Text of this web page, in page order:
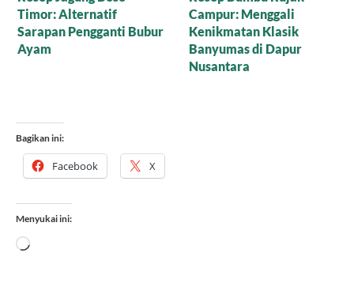
Cornflakes Gula Aren,
Mari Nikmati Camilan
Sehat yang Mewah
Anak yang Suka Pilih-
Pilih Makanan
Bagikan ini:
Menyukai ini:
Memuat...